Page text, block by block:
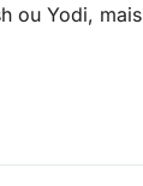
ou Yodi,